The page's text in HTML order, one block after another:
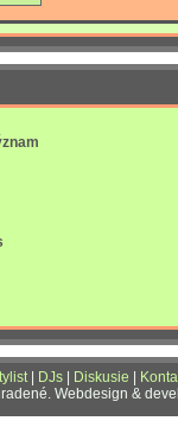
| DJs Diskusie
Webdesign &